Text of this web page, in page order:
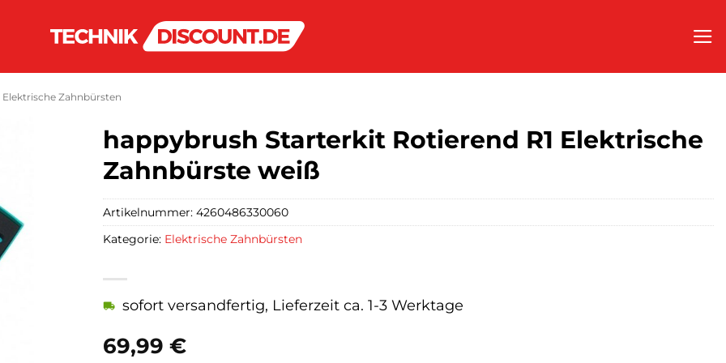
Elektrische Zahnbürsten
happybrush Starterkit Rotierend R1 Elektrische
Zahnbürste weiß
69,99 €
sofort versandfertig, Lieferzeit ca. 1-3 Werktage
Artikelnummer: 4260486330060
Kategorie: Elektrische Zahnbürsten